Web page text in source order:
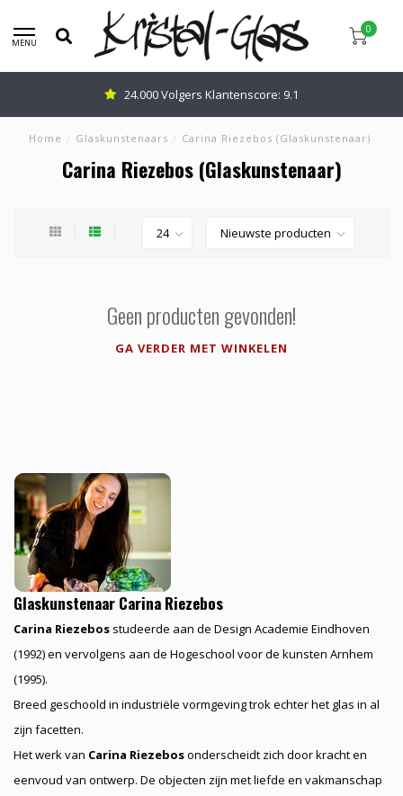
MENU
0
24.000 Volgers Klantenscore: 9.1
Home / Glaskunstenaars / Carina Riezebos (Glaskunstenaar)
Carina Riezebos (Glaskunstenaar)
Geen producten gevonden!
GA VERDER MET WINKELEN
Glaskunstenaar Carina Riezebos
Carina Riezebos studeerde aan de Design Academie Eindhoven
(1992) en vervolgens aan de Hogeschool voor de kunsten Arnhem
(1995).
Breed geschoold in industriële vormgeving trok echter het glas in al
zijn facetten.
Het werk van Carina Riezebosonderscheidt zich door kracht en
eenvoud van ontwerp. De objecten zijn met liefde en vakmanschap